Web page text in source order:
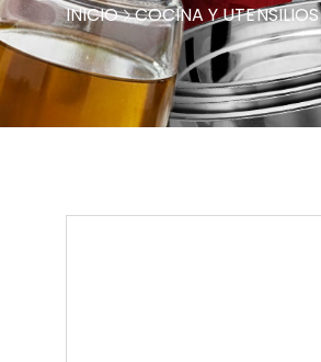
INICIO COCINA Y UTENSILIOS